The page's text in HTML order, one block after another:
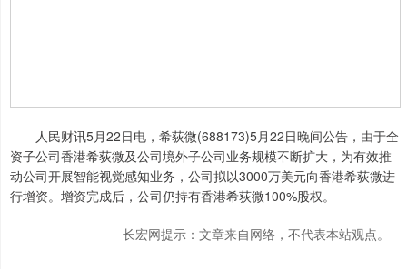
人民财讯5月22日电，希荻微(688173)5月22日晚间公告，由于全
资子公司香港希荻微及公司境外子公司业务规模不断扩大，为有效推
动公司开展智能视觉感知业务，公司拟以3000万美元向香港希荻微进
行增资。增资完成后，公司仍持有香港希荻微100%股权。
长宏网提示：文章来自网络，不代表本站观点。